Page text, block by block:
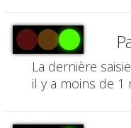
La dernière
il y a moins de 1